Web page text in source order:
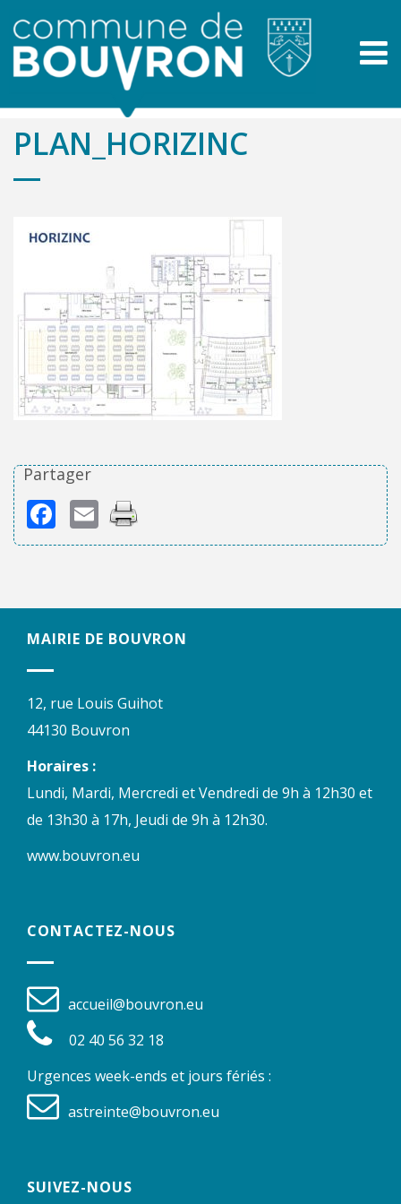
PLAN_HORIZINC
Partager
Facebook
Email
MAIRIE DE BOUVRON
12, rue Louis Guihot
44130 Bouvron
Horaires :
Lundi, Mardi, Mercredi et Vendredi de 9h à 12h30 et
de 13h30 à 17h, Jeudi de 9h à 12h30.
www.bouvron.eu
CONTACTEZ-NOUS
accueil@bouvron.eu
02 40 56 32 18
Urgences week-ends et jours fériés :
astreinte@bouvron.eu
SUIVEZ-NOUS